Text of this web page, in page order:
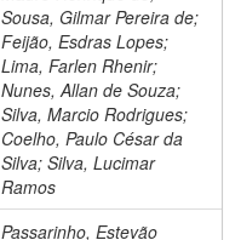
Sousa, Gilmar Pereira de;
Feijão, Esdras Lopes;
Lima, Farlen Rhenir;
Nunes, Allan de Souza;
Silva, Marcio Rodrigues;
Coelho, Paulo César da
Silva; Silva, Lucimar
Ramos
Passarinho, Estevão